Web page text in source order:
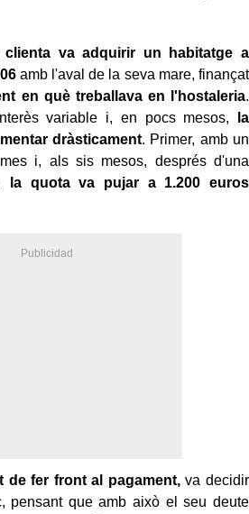
clienta va adquirir un habitatge a
amb l'aval de la seva mare, finançat
en què treballava en l'hostaleria.
variable i, en pocs mesos, la
dràsticament. Primer, amb un
i, als sis mesos, després d'una
la quota va pujar a 1.200 euros
de fer front al pagament,va decidir
pensant que amb això el seu deute